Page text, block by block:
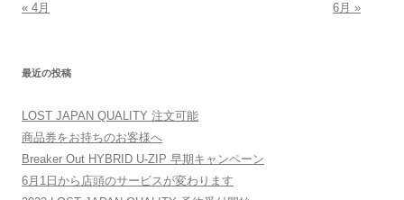
« 4月
6月 »
最近の投稿
LOST JAPAN QUALITY 注文可能
商品券をお持ちのお客様へ
Breaker Out HYBRID U-ZIP 早期キャンペーン
6月1日から店頭のサービスが変わります